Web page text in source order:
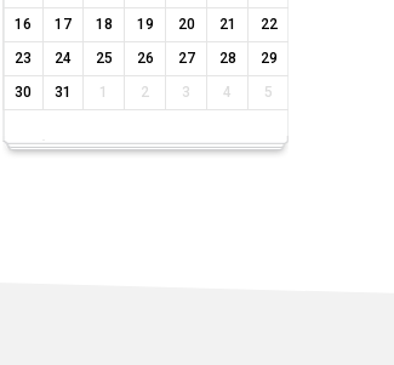
16
17 18 19 20 21
22
23
24 25 26 27 28
29
30
31 1 2 3 4 5